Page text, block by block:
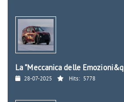
La "Meccanica delle Emozioni&q
28-07-2025 Hits: 5778